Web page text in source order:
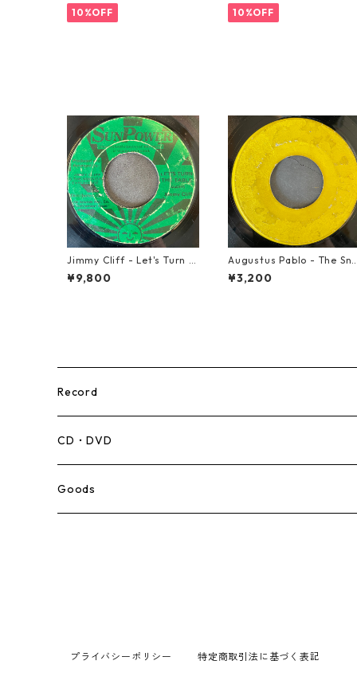
10%OFF 10%OFF
Jimmy Cliff - Let's Turn T
he Table【7-21999】
¥9,800
Augustus Pablo - The Sni
per【7-21945】
¥3,200
Record
Mento,Calypso,Ballad
Ska
CD・DVD
Goods
プライバシーポリシー 特定商取引法に基づく表記